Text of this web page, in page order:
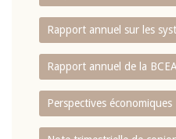
Rapport annuel sur les
Rapport annuel de la
Perspectives économiques